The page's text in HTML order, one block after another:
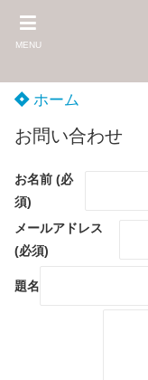
MENU
ホーム
お問い合わせ
お名前 (必
須)
メールアドレス
(必須)
題名